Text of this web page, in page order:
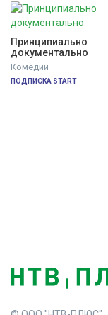
Принципиально
документально
Комедии
ПОДПИСКА START